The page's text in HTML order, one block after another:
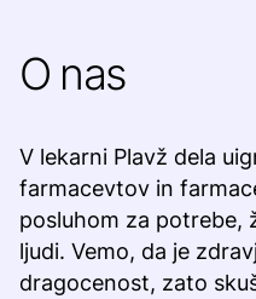
O nas
V lekarni Plavž dela
farmacevtov in
posluhom za potrebe,
ljudi. Vemo, da je
dragocenost, zato